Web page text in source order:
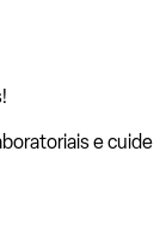
e cuide